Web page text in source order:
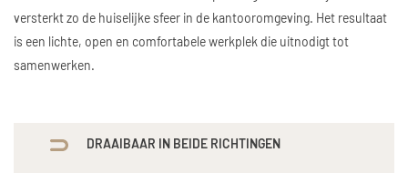
versterkt zo de huiselijke sfeer in de kantooromgeving. Het resultaat
is een lichte, open en comfortabele werkplek die uitnodigt tot
samenwerken.
DRAAIBAAR IN BEIDE RICHTINGEN